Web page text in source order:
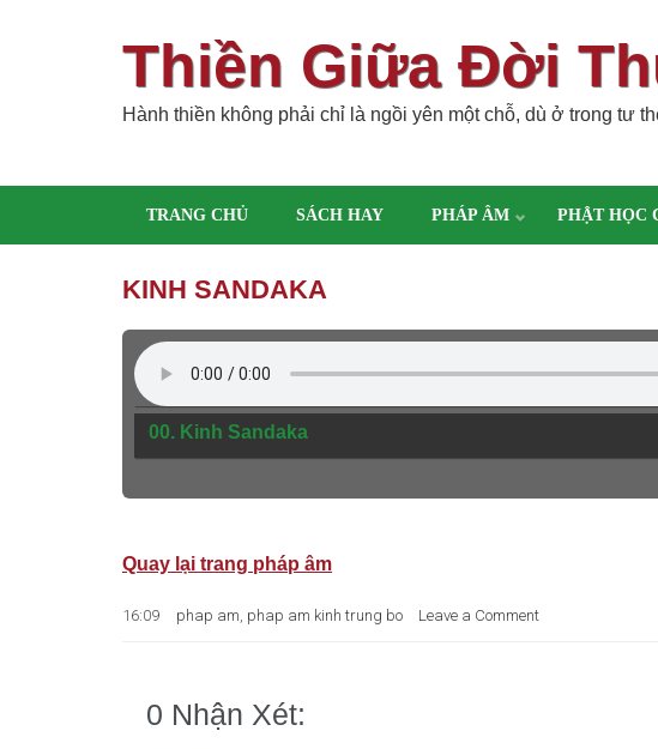
Thiền Giữa Đời
Hành thiền không phải chỉ là ngồi yên một chỗ, dù ở trong tư
TRANG CHỦ SÁCH HAY PHÁP ÂM PHẬT HỌC
KINH SANDAKA
00. Kinh Sandaka
Quay lại trang pháp âm
16:09 phap am, phap am kinh trung bo Leave a Comment
0 Nhận Xét: